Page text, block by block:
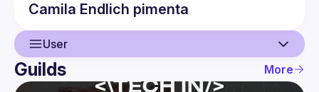
Camila Endlich pimenta
User
User
Guilds More